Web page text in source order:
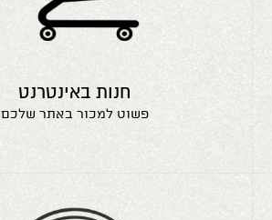
חנות באינטרנט
פשוט למכור באתר שלכם